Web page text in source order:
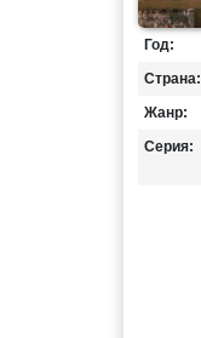
Год:
Страна:
Жанр:
Серия: